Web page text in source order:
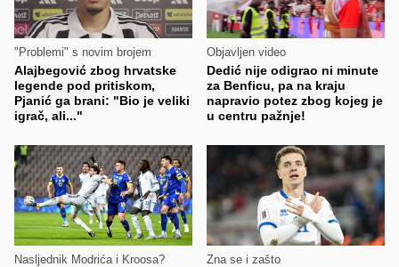
"Problemi" s novim brojem
Alajbegović zbog hrvatske
legende pod pritiskom,
Pjanić ga brani: "Bio je veliki
igrač, ali..."
Objavljen video
Dedić nije odigrao ni minute
za Benficu, pa na kraju
napravio potez zbog kojeg je
u centru pažnje!
Nasljednik Modrića i Kroosa? Zna se i zašto